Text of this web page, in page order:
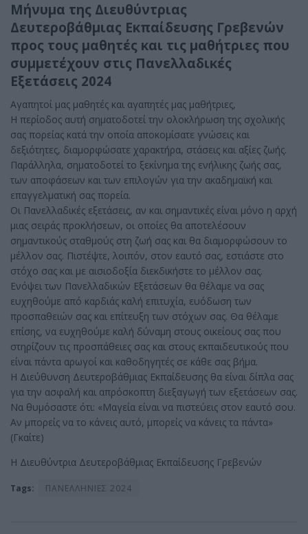
Μήνυμα της Διευθύντριας
Δευτεροβάθμιας Εκπαίδευσης Γρεβενών
προς τους μαθητές και τις μαθήτριες που
συμμετέχουν στις Πανελλαδικές
Εξετάσεις 2024
Αγαπητοί μας μαθητές και αγαπητές μας μαθήτριες,
Η περίοδος αυτή σηματοδοτεί την ολοκλήρωση της σχολικής
σας πορείας κατά την οποία αποκομίσατε γνώσεις και
δεξιότητες, διαμορφώσατε χαρακτήρα, στάσεις και αξίες ζωής.
Παράλληλα, σηματοδοτεί το ξεκίνημα της ενήλικης ζωής σας,
των αποφάσεων και των επιλογών για την ακαδημαϊκή και
επαγγελματική σας πορεία.
Οι Πανελλαδικές εξετάσεις, αν και σημαντικές είναι μόνο η αρχή
μιας σειράς προκλήσεων, οι οποίες θα αποτελέσουν
σημαντικούς σταθμούς στη ζωή σας και θα διαμορφώσουν το
μέλλον σας. Πιστέψτε, λοιπόν, στον εαυτό σας, εστιάστε στο
στόχο σας και με αισιοδοξία διεκδικήστε το μέλλον σας.
Ενόψει των Πανελλαδικών Εξετάσεων θα θέλαμε να σας
ευχηθούμε από καρδιάς καλή επιτυχία, ευόδωση των
προσπαθειών σας και επίτευξη των στόχων σας. Θα θέλαμε
επίσης, να ευχηθούμε καλή δύναμη στους οικείους σας που
στηρίζουν τις προσπάθειες σας και στους εκπαιδευτικούς που
είναι πάντα αρωγοί και καθοδηγητές σε κάθε σας βήμα.
Η Διεύθυνση Δευτεροβάθμιας Εκπαίδευσης θα είναι δίπλα σας
για την ασφαλή και απρόσκοπτη διεξαγωγή των εξετάσεων σας.
Να θυμόσαστε ότι: «Μαγεία είναι να πιστεύεις στον εαυτό σου.
Αν μπορείς να το κάνεις αυτό, μπορείς να κάνεις τα πάντα»
(Γκαίτε)
Η Διευθύντρια Δευτεροβάθμιας Εκπαίδευσης Γρεβενών
Tags: ΠΑΝΕΛΛΗΝΙΕΣ 2024